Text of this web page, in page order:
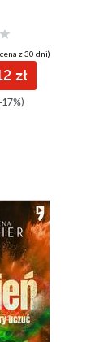
z 30 dni)
zł